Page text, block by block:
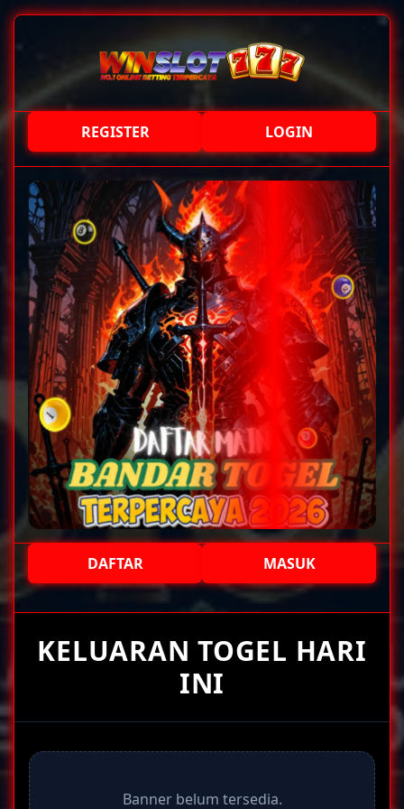
REGISTER LOGIN
DAFTAR MASUK